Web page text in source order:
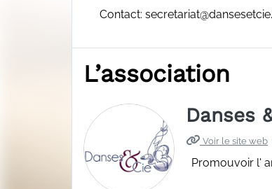
Contact:
L’association
Danses
Voir le site web
Promouvoir l'